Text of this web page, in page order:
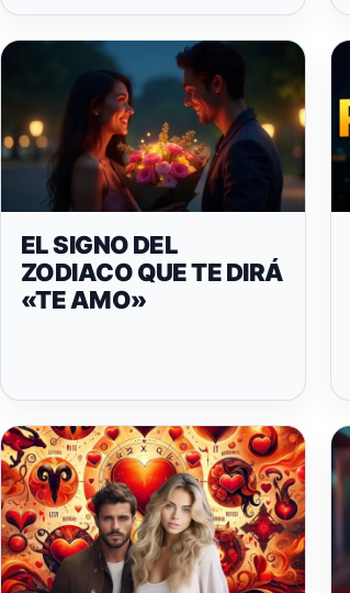
EL SIGNO DEL
ZODIACO QUE TE DIRÁ
«TE AMO»